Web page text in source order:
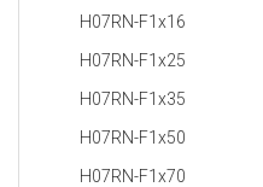
H07RN-F1x16
H07RN-F1x25
H07RN-F1x35
H07RN-F1x50
H07RN-F1x70